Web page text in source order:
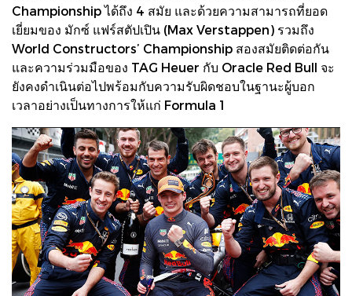
Championship ได้ถึง 4 สมัย และด้วยความสามารถที่ยอด
เยี่ยมของ มักซ์ แฟร์สตัปเปิน (Max Verstappen) รวมถึง
World Constructors’ Championship สองสมัยติดต่อกัน
และความร่วมมือของ TAG Heuer กับ Oracle Red Bull จะ
ยังคงดำเนินต่อไปพร้อมกับความรับผิดชอบในฐานะผู้บอก
เวลาอย่างเป็นทางการให้แก่ Formula 1